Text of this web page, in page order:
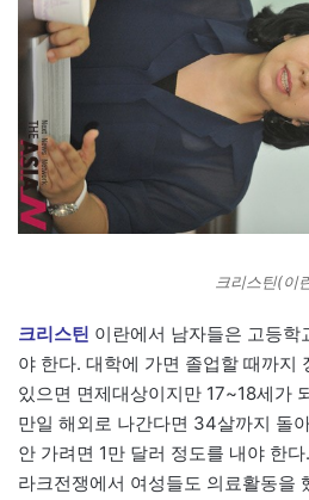
크리스틴(이
크리스틴 이란에서 남자들은 고등학
야 한다. 대학에 가면 졸업할 때까지
있으면 면제대상이지만 17~18세가
만일 해외로 나간다면 34살까지 돌
안 가려면 1만 달러 정도를 내야 한
라크전쟁에서 여성들도 의료활동을